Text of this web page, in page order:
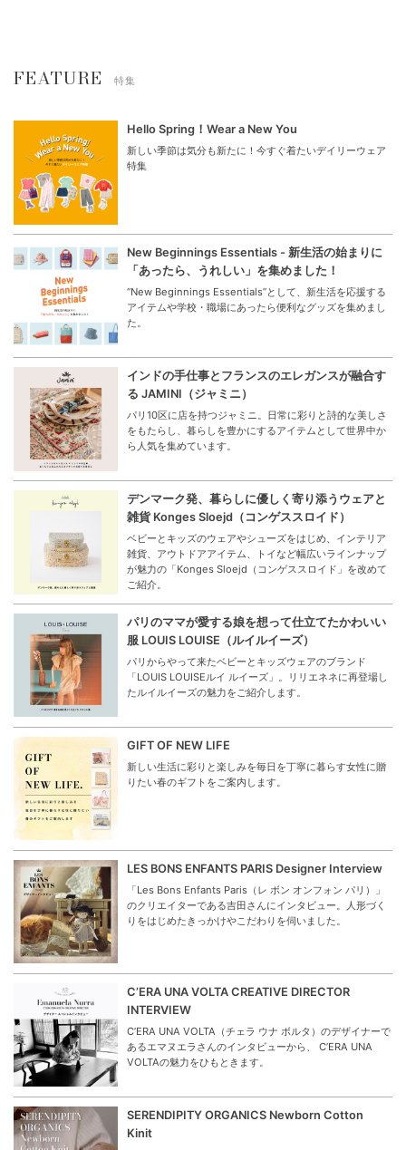
FEATURE 特集
Hello Spring！Wear a New You
新しい季節は気分も新たに！今すぐ着たいデイリーウェア
特集
New Beginnings Essentials - 新生活の始まりに
「あったら、うれしい」を集めました！
“New Beginnings Essentials”として、新生活を応援する
アイテムや学校・職場にあったら便利なグッズを集めまし
た。
インドの手仕事とフランスのエレガンスが融合す
る JAMINI（ジャミニ）
パリ10区に店を持つジャミニ。日常に彩りと詩的な美しさ
をもたらし、暮らしを豊かにするアイテムとして世界中か
ら人気を集めています。
デンマーク発、暮らしに優しく寄り添うウェアと
雑貨 Konges Sloejd（コンゲススロイド）
ベビーとキッズのウェアやシューズをはじめ、インテリア
雑貨、アウトドアアイテム、トイなど幅広いラインナップ
が魅力の「Konges Sloejd（コンゲススロイド」を改めて
ご紹介。
パリのママが愛する娘を想って仕立てたかわいい
服 LOUIS LOUISE（ルイルイーズ）
パリからやって来たベビーとキッズウェアのブランド
「LOUIS LOUISEルイ ルイーズ」。リリエネネに再登場し
たルイルイーズの魅力をご紹介します。
GIFT OF NEW LIFE
新しい生活に彩りと楽しみを毎日を丁寧に暮らす女性に贈
りたい春のギフトをご案内します。
LES BONS ENFANTS PARIS Designer Interview
「Les Bons Enfants Paris（レ ボン オンフォン パリ）」
のクリエイターである吉田さんにインタビュー。人形づく
りをはじめたきっかけやこだわりを伺いました。
C’ERA UNA VOLTA CREATIVE DIRECTOR
INTERVIEW
C’ERA UNA VOLTA（チェラ ウナ ボルタ）のデザイナーで
あるエマヌエラさんのインタビューから、 C’ERA UNA
VOLTAの魅力をひもときます。
SERENDIPITY ORGANICS Newborn Cotton
Kinit